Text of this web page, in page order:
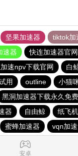
坚果加速器 tiktok加
速器 快连加速器官
速npv下载官网 白
用 outline 小猫
黑洞加速器下载永久免
器 自由鲸 纸飞
蜜蜂加速器 vqn加
安卓